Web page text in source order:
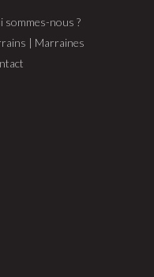
sommes-nous ?
| Marraines